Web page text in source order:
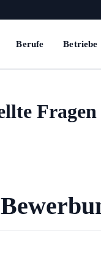
Berufe Betriebe
Fragen